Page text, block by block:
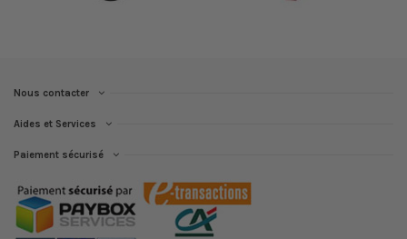
Nous contacter
Aides et Services
Paiement sécurisé